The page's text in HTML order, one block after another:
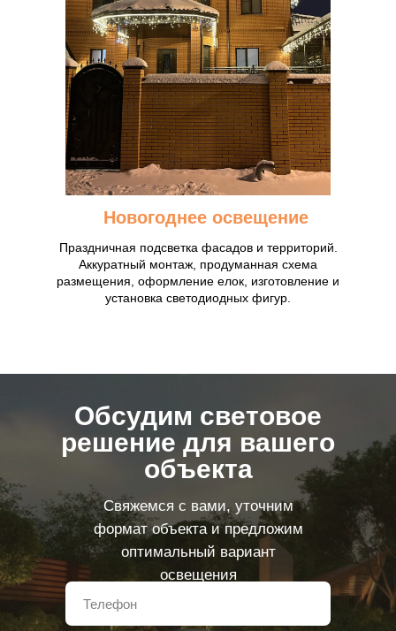
Праздничная подсветка фасадов и территорий.
Аккуратный монтаж, продуманная схема
размещения, оформление елок, изготовление и
установка светодиодных фигур.
Новогоднее освещение
Обсудим световое
решение для вашего
объекта
Свяжемся с вами, уточним
формат объекта и предложим
оптимальный вариант
освещения